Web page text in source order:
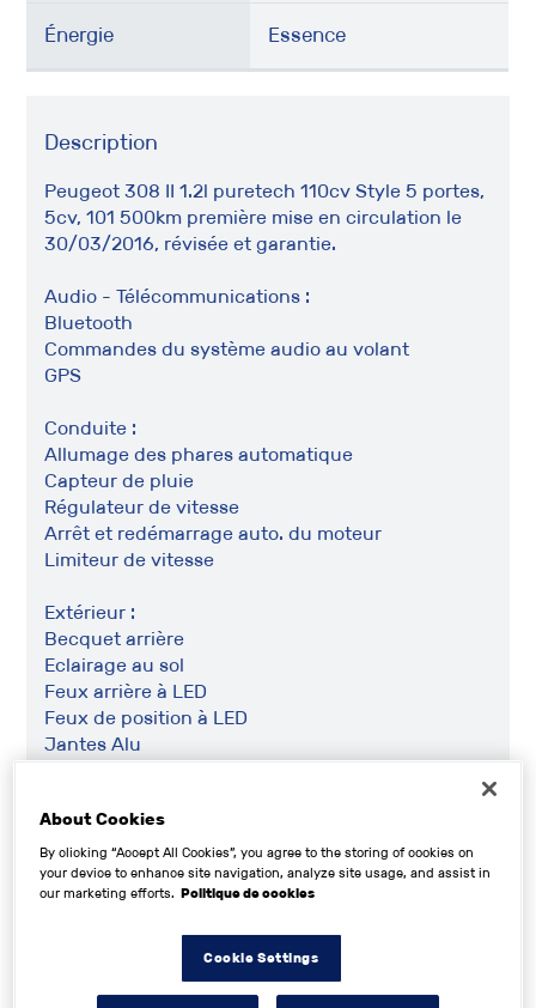
Énergie Essence
Description
Peugeot 308 II 1.2l puretech 110cv Style 5 portes,
5cv, 101 500km première mise en circulation le
30/03/2016, révisée et garantie.
Audio - Télécommunications :
Bluetooth
Commandes du système audio au volant
GPS
Conduite :
Allumage des phares automatique
Capteur de pluie
Régulateur de vitesse
Arrêt et redémarrage auto. du moteur
Limiteur de vitesse
Extérieur :
Becquet arrière
Eclairage au sol
Feux arrière à LED
Feux de position à LED
Jantes Alu
Boucliers AV et AR couleur caisse
Essuie-glace arrière
Feux de freinage d'urgence
Phares halogènes
Vitres latérales arrière + lunette arrière,
About Cookies
By clicking “Accept All Cookies”, you agree to the storing of cookies on
your device to enhance site navigation, analyze site usage, and assist in
our marketing efforts. Politique de cookies
Cookie Settings